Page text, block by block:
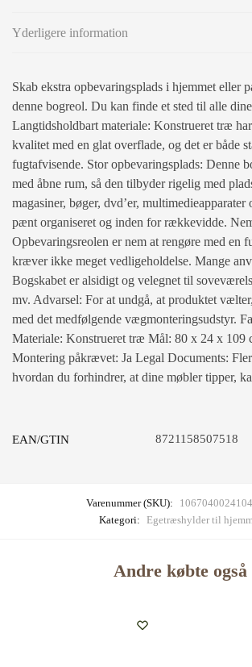
Yderligere information
Skab ekstra opbevaringsplads i hjemmet eller
denne bogreol. Du kan finde et sted til alle
Langtidsholdbart materiale: Konstrueret træ har
kvalitet med en glat overflade, og det er både
fugtafvisende. Stor opbevaringsplads: Denne
med åbne rum, så den tilbyder rigelig med
magasiner, bøger, dvd’er, multimedieapparater
pænt organiseret og inden for rækkevidde.
Opbevaringsreolen er nem at rengøre med en
kræver ikke meget vedligeholdelse. Mange
Bogskabet er alsidigt og velegnet til
mv. Advarsel: For at undgå, at produktet
med det medfølgende vægmonteringsudstyr.
Materiale: Konstrueret træ Mål: 80 x 24 x
Montering påkrævet: Ja Legal Documents:
hvordan du forhindrer, at dine møbler tipper,
EAN/GTIN 8721158507518
Varenummer (SKU):
Kategori: Egetræshylder til
Andre købte også